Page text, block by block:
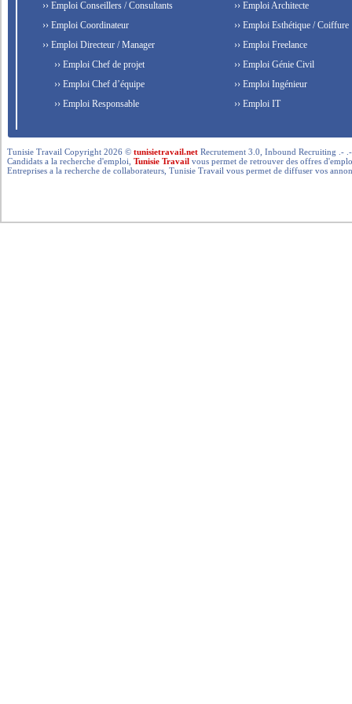
›› Emploi Conseillers / Consultants
›› Emploi Coordinateur
›› Emploi Directeur / Manager
›› Emploi Chef de projet
›› Emploi Chef d’équipe
›› Emploi Responsable
›› Emploi Architecte
›› Emploi Esthétique / Coiffure
›› Emploi Freelance
›› Emploi Génie Civil
›› Emploi Ingénieur
›› Emploi IT
Tunisie Travail Copyright 2026 ©tunisietravail.net Recrutement 3.0, Inbound Recruiting .-
Candidats a la recherche d'emploi,Tunisie Travail vous permet de retrouver des offres
Entreprises a la recherche de collaborateurs, Tunisie Travail vous permet de diffuser vos